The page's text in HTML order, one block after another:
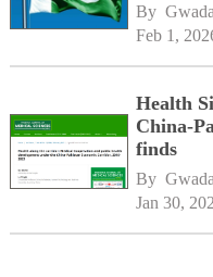
By
Feb 1,
Health
China-
finds
By
Jan 30,